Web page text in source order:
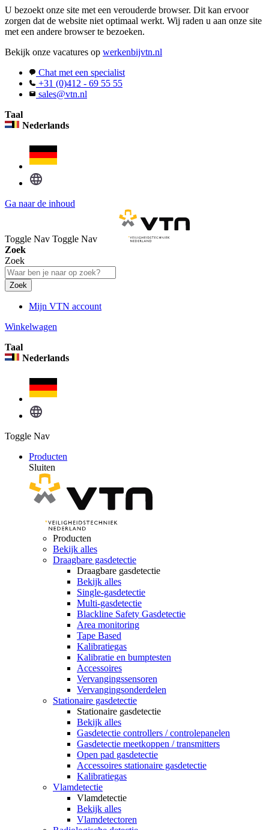
U bezoekt onze site met een verouderde browser. Dit kan ervoor
zorgen dat de website niet optimaal werkt. Wij raden u aan onze site
met een andere browser te bezoeken.
Bekijk onze vacatures op werkenbijvtn.nl
Chat met een specialist
+31 (0)412 - 69 55 55
sales@vtn.nl
Taal
Nederlands
Ga naar de inhoud
Toggle Nav Toggle Nav
Zoek
Zoek
Zoek
Mijn VTN account
Winkelwagen
Taal
Nederlands
Toggle Nav
Producten
Sluiten
Producten
Bekijk alles
Draagbare gasdetectie
Draagbare gasdetectie
Bekijk alles
Single-gasdetectie
Multi-gasdetectie
Blackline Safety Gasdetectie
Area monitoring
Tape Based
Kalibratiegas
Kalibratie en bumptesten
Accessoires
Vervangingssensoren
Vervangingsonderdelen
Stationaire gasdetectie
Stationaire gasdetectie
Bekijk alles
Gasdetectie controllers / controlepanelen
Gasdetectie meetkoppen / transmitters
Open pad gasdetectie
Accessoires stationaire gasdetectie
Kalibratiegas
Vlamdetectie
Vlamdetectie
Bekijk alles
Vlamdetectoren